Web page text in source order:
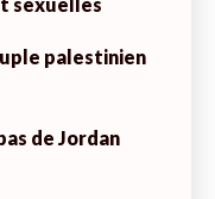
palestinien
de Jordan